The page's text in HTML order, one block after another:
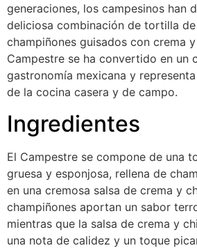
generaciones, los campesinos han
deliciosa combinación de tortilla
champiñones guisados con crema
Campestre se ha convertido en un
gastronomía mexicana y
de la cocina casera y de campo.
Ingredientes
El Campestre se compone de una
gruesa y esponjosa, rellena de
en una cremosa salsa de crema y
champiñones aportan un sabor
mientras que la salsa de crema y
una nota de calidez y un toque